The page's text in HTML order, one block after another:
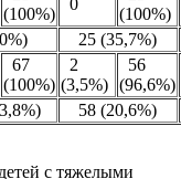
(100%)
(100%)
25 (35,7%)
67
(100%)
2
(3,5%)
56
(96,6%)
58 (20,6%)
с тяжелыми